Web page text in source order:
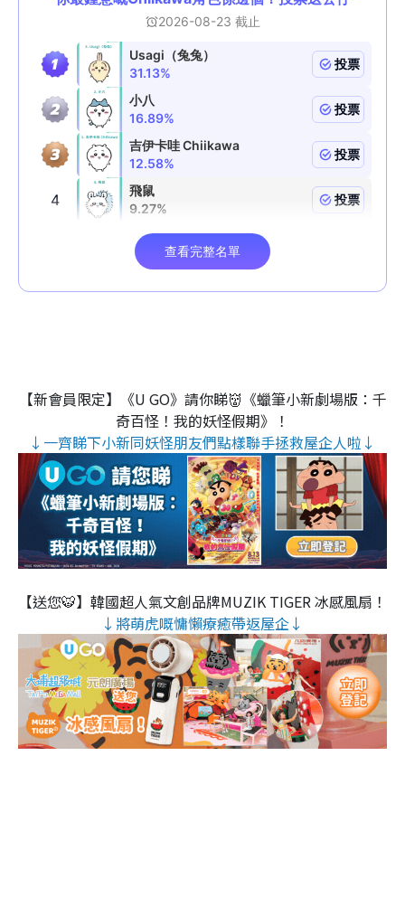
【新會員限定】《U GO》請你睇👹《蠟筆小新劇場版：千
奇百怪！我的妖怪假期》！
↓一齊睇下小新同妖怪朋友們點樣聯手拯救屋企人啦↓
【送您🐯】韓國超人氣文創品牌MUZIK TIGER 冰感風扇！
↓將萌虎嘅慵懶療癒帶返屋企↓